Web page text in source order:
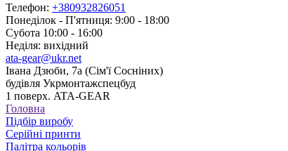
Телефон: +380932826051
Понеділок - П'ятниця: 9:00 - 18:00
Субота 10:00 - 16:00
Неділя: вихідний
ata-gear@ukr.net
Івана Дзюби, 7а (Сім'ї Сосніних)
будівля Укрмонтажспецбуд
1 поверх. ATA-GEAR
Головна
Підбір виробу
Серійні принти
Палітра кольорів